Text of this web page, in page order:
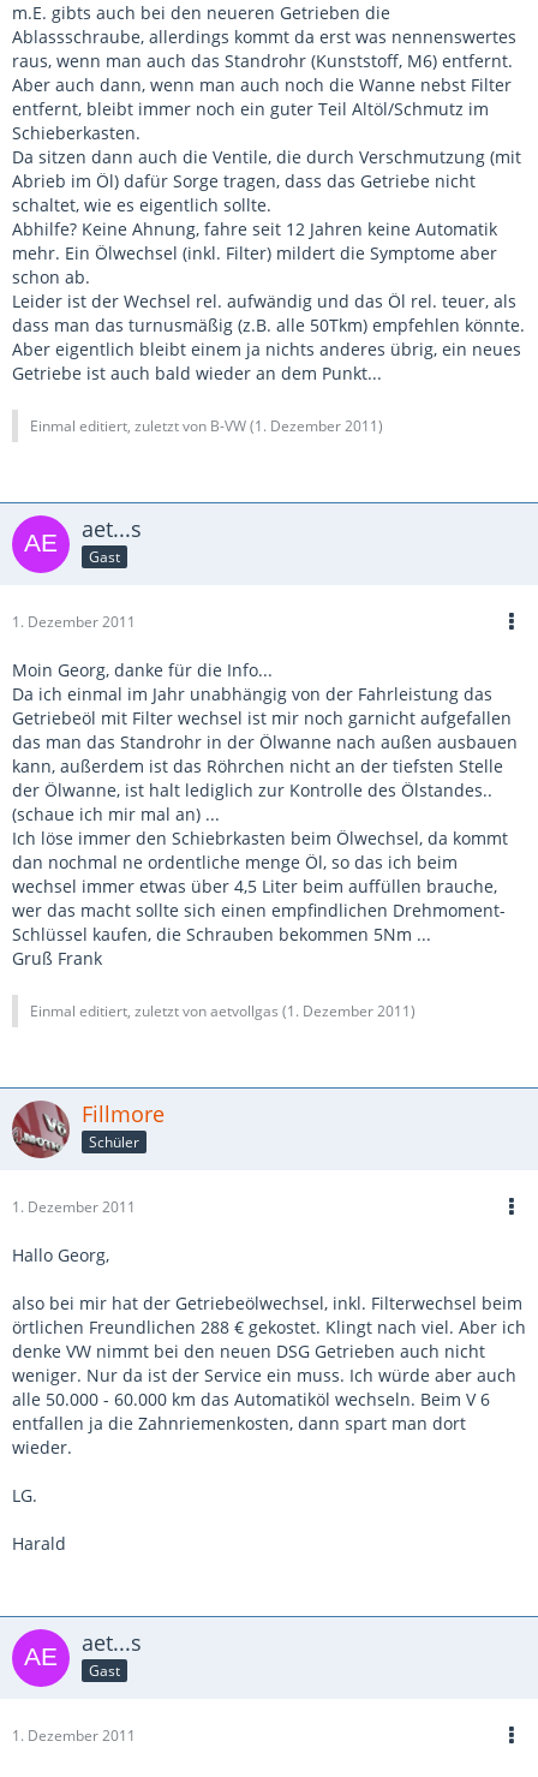
m.E. gibts auch bei den neueren Getrieben die
Ablassschraube, allerdings kommt da erst was nennenswertes
raus, wenn man auch das Standrohr (Kunststoff, M6) entfernt.
Aber auch dann, wenn man auch noch die Wanne nebst Filter
entfernt, bleibt immer noch ein guter Teil Altöl/Schmutz im
Schieberkasten.
Da sitzen dann auch die Ventile, die durch Verschmutzung (mit
Abrieb im Öl) dafür Sorge tragen, dass das Getriebe nicht
schaltet, wie es eigentlich sollte.
Abhilfe? Keine Ahnung, fahre seit 12 Jahren keine Automatik
mehr. Ein Ölwechsel (inkl. Filter) mildert die Symptome aber
schon ab.
Leider ist der Wechsel rel. aufwändig und das Öl rel. teuer, als
dass man das turnusmäßig (z.B. alle 50Tkm) empfehlen könnte.
Aber eigentlich bleibt einem ja nichts anderes übrig, ein neues
Getriebe ist auch bald wieder an dem Punkt...
Einmal editiert, zuletzt von B-VW (1. Dezember 2011)
aet...s
Gast
1. Dezember 2011
Moin Georg, danke für die Info...
Da ich einmal im Jahr unabhängig von der Fahrleistung das
Getriebeöl mit Filter wechsel ist mir noch garnicht aufgefallen
das man das Standrohr in der Ölwanne nach außen ausbauen
kann, außerdem ist das Röhrchen nicht an der tiefsten Stelle
der Ölwanne, ist halt lediglich zur Kontrolle des Ölstandes..
(schaue ich mir mal an) ...
Ich löse immer den Schiebrkasten beim Ölwechsel, da kommt
dan nochmal ne ordentliche menge Öl, so das ich beim
wechsel immer etwas über 4,5 Liter beim auffüllen brauche,
wer das macht sollte sich einen empfindlichen Drehmoment-
Schlüssel kaufen, die Schrauben bekommen 5Nm ...
Gruß Frank
Einmal editiert, zuletzt von aetvollgas (1. Dezember 2011)
Fillmore
Schüler
1. Dezember 2011
Hallo Georg,
also bei mir hat der Getriebeölwechsel, inkl. Filterwechsel beim
örtlichen Freundlichen 288 € gekostet. Klingt nach viel. Aber ich
denke VW nimmt bei den neuen DSG Getrieben auch nicht
weniger. Nur da ist der Service ein muss. Ich würde aber auch
alle 50.000 - 60.000 km das Automatiköl wechseln. Beim V 6
entfallen ja die Zahnriemenkosten, dann spart man dort
wieder.
LG.
Harald
aet...s
Gast
1. Dezember 2011